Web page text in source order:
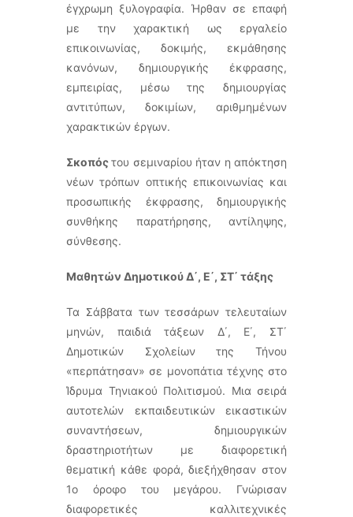
έγχρωμη ξυλογραφία. Ήρθαν σε επαφή
με την χαρακτική ως εργαλείο
επικοινωνίας, δοκιμής, εκμάθησης
κανόνων, δημιουργικής έκφρασης,
εμπειρίας, μέσω της δημιουργίας
αντιτύπων, δοκιμίων, αριθμημένων
χαρακτικών έργων.
Σκοπόςτου σεμιναρίου ήταν η απόκτηση
νέων τρόπων οπτικής επικοινωνίας και
προσωπικής έκφρασης, δημιουργικής
συνθήκης παρατήρησης, αντίληψης,
σύνθεσης.
Μαθητών Δημοτικού Δ΄, Ε΄, ΣΤ΄ τάξης
Τα Σάββατα των τεσσάρων τελευταίων
μηνών, παιδιά τάξεων Δ΄, Ε΄, ΣΤ΄
Δημοτικών Σχολείων της Τήνου
«περπάτησαν» σε μονοπάτια τέχνης στο
Ίδρυμα Τηνιακού Πολιτισμού. Μια σειρά
αυτοτελών εκπαιδευτικών εικαστικών
συναντήσεων, δημιουργικών
δραστηριοτήτων με διαφορετική
θεματική κάθε φορά, διεξήχθησαν στον
1ο όροφο του μεγάρου. Γνώρισαν
διαφορετικές καλλιτεχνικές